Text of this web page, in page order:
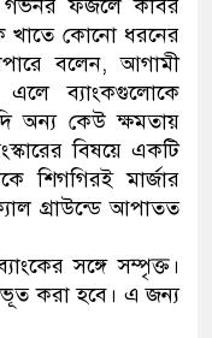
গভর্নর ফজলে কবির
খাতে কোনো ধরনের
বলেন, আগামী
এলে ব্যাংকগুলোকে
অন্য কেউ ক্ষমতায়
বিষয়ে একটি
শিগগিরই মার্জার
গ্রাউন্ডে আপাতত
সঙ্গে সম্পৃক্ত।
করা হবে। এ জন্য